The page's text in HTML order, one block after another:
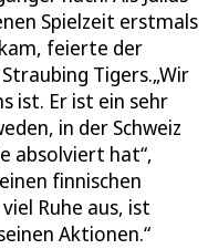
Spielzeit erstmals
feierte der
Tigers.„Wir
ist. Er ist ein sehr
in der Schweiz
absolviert hat“,
finnischen
Ruhe aus, ist
Aktionen.“